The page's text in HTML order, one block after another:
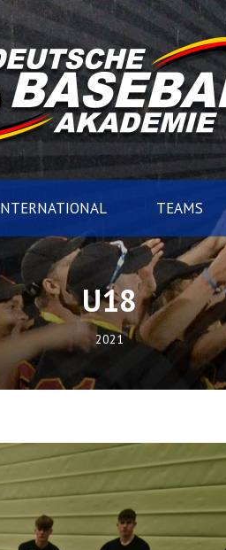
TEAMS
U18
2021